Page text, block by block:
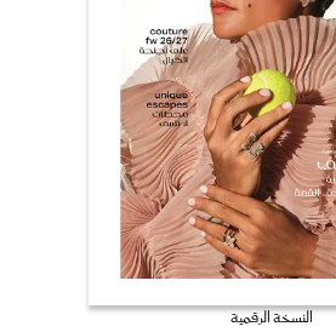
النسخة الرقمية